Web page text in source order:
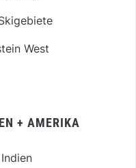
West
+ AMERIKA